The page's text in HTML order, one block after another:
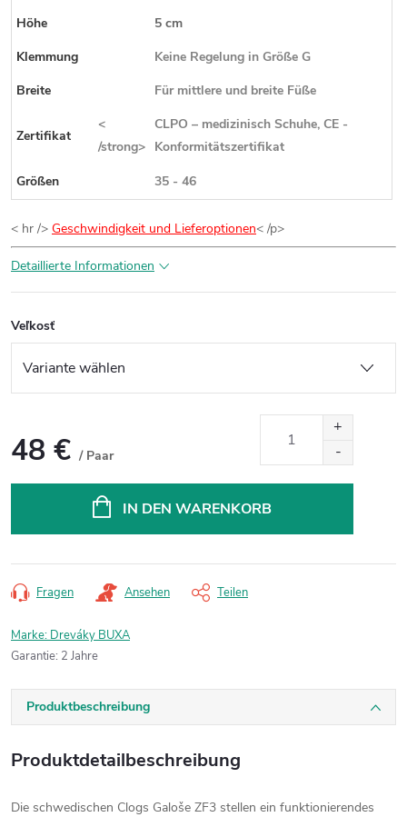
Höhe
5 cm
Klemmung
Keine Regelung in Größe G
Breite
Für mittlere und breite Füße
Zertifikat
<
/strong>
CLPO – medizinisch Schuhe, CE -
Konformitätszertifikat
Größen
35 - 46
< hr /> Geschwindigkeit und Lieferoptionen< /p>
Detaillierte Informationen
Veľkosť
48 € / Paar
IN DEN WARENKORB
Fragen Ansehen Teilen
Marke: Dreváky BUXA
Garantie: 2 Jahre
Produktbeschreibung
Produktdetailbeschreibung
Die schwedischen Clogs Galoše ZF3 stellen ein funktionierendes